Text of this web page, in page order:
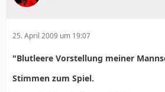
25. April 2009 um 19:07
"Blutleere Vorstellung meiner
Stimmen zum Spiel.